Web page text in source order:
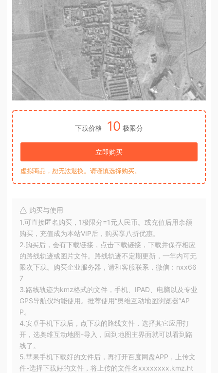
下载价格 10 极限分
立即购买
虚拟商品，恕无法退换。请谨慎选择购买。
购买与使用
1.可直接匿名购买，1极限分=1元人民币。或充值后用余额
购买，充值成为本站VIP后，购买享八折优惠。
2.购买后，会有下载链接，点击下载链接，下载并保存相应
的路线轨迹或图片文件。路线轨迹不定期更新，一年内可无
限次下载。购买企业服务器，请和客服联系，微信：nxx66
7
3.路线轨迹为kmz格式的文件，手机、IPAD、电脑以及专业
GPS导航仪均能使用。推荐使用“奥维互动地图浏览器”AP
P。
4.安卓手机下载后，点下载的路线文件，选择其它应用打
开，选奥维互动地图-导入，回到地图主界面就可以看到路
线了。
5.苹果手机下载好的文件后，再打开百度网盘APP，上传文
件-选择下载好的文件，将上传的文件名xxxxxxxx.kmz.ht